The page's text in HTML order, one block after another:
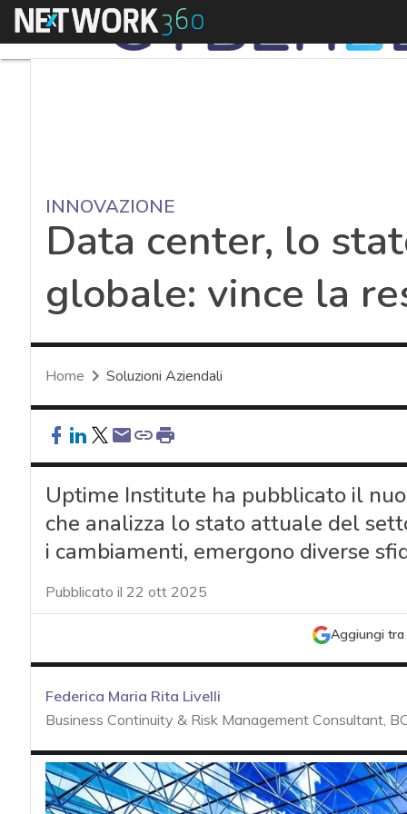
Menu
INNOVAZIONE
Data center, lo
globale: vince la
Home Soluzioni Aziendali
Uptime Institute ha pubblicato il
che analizza lo stato attuale del
i cambiamenti, emergono diverse
Pubblicato il 22 ott 2025
Aggiungi tra
Federica Maria Rita Livelli
Business Continuity & Risk Management Consultant,